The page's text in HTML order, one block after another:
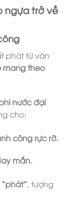
ngựa trở về
phát từ văn
mang theo
nước đại
cho:
công rực rỡ.
mắn.
“phát”, tượng